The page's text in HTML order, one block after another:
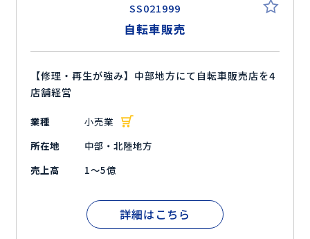
SS021999
自転車販売
【修理・再生が強み】中部地方にて自転車販売店を4
店舗経営
業種
小売業
所在地
中部・北陸地方
売上高
1～5億
詳細はこちら